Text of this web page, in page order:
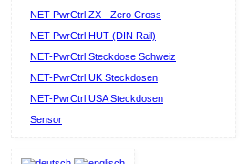
NET-PwrCtrl ZX - Zero Cross
NET-PwrCtrl HUT (DIN Rail)
NET-PwrCtrl Steckdose Schweiz
NET-PwrCtrl UK Steckdosen
NET-PwrCtrl USA Steckdosen
Sensor